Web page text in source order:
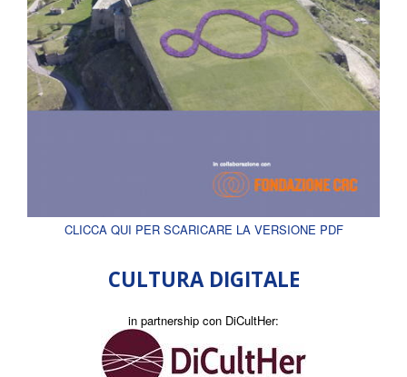
CLICCA QUI PER SCARICARE LA VERSIONE PDF
CULTURA DIGITALE
in partnership con DiCultHer: